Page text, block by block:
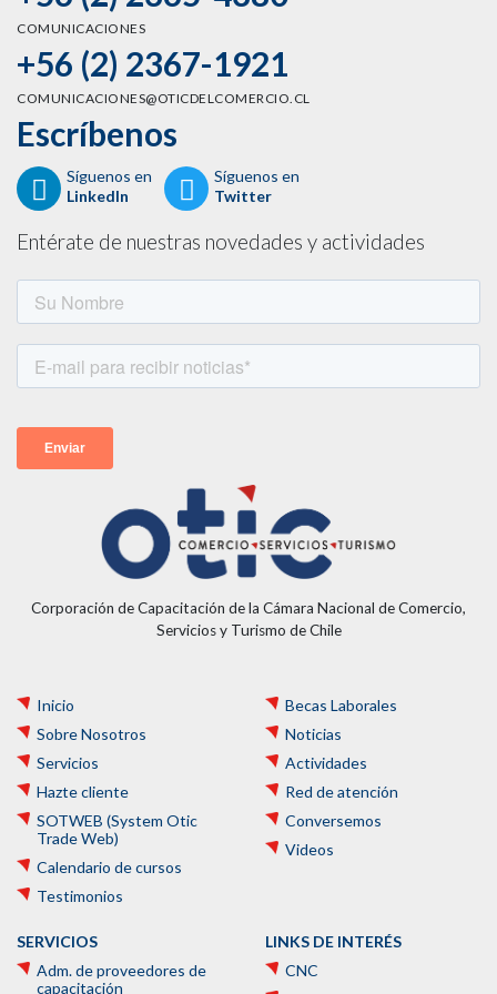
capacitación en […]
OTIC del Comercio y E-duco SpA
analizan el impacto de la
laboral senior de los sectores de
Comercio y Turismo
Escuchar Santiago, Chile – 22 de abril. Este
miércoles, en el Palacio Bruna, se llevó a cabo con
los sectores Comercio, Servicios y Turismo, para
personas mayores y/o próximas a jubilar, en la era de
COMUNICACIONES
+56 (2) 2367-1921
COMUNICACIONES@OTICDELCOMERCIO.CL
Escríbenos
Síguenos en
LinkedIn
Síguenos en
Twitter
Entérate de nuestras novedades y actividades
Corporación de Capacitación de la Cámara Nacional de Comercio,
Servicios y Turismo de Chile
Inicio
Sobre Nosotros
Servicios
Hazte cliente
SOTWEB (System Otic
Trade Web)
Calendario de cursos
Testimonios
Becas Laborales
Noticias
Actividades
Red de atención
Conversemos
Videos
SERVICIOS
Adm. de proveedores de
capacitación
LINKS DE INTERÉS
CNC